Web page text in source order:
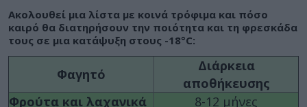
Ακολουθεί μια λίστα με κοινά τρόφιμα και πόσο
καιρό θα διατηρήσουν την ποιότητα και τη φρεσκάδα
τους σε μια κατάψυξη στους -18°C:
Φαγητό
Διάρκεια
αποθήκευσης
Φρούτα και λαχανικά
8-12 μήνες